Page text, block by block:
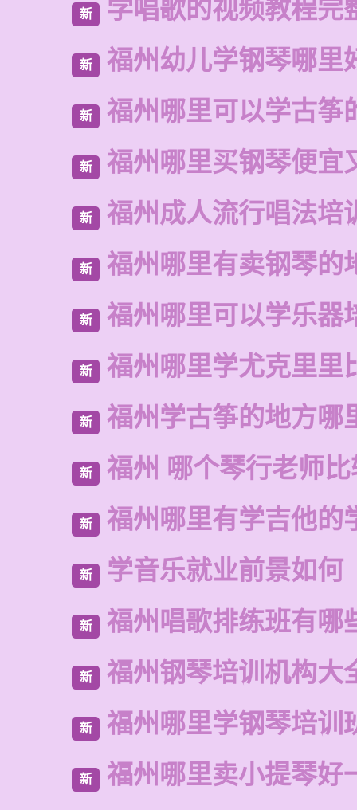
新 学唱歌的视频教程完
新 福州幼儿学钢琴哪里
新 福州哪里可以学古筝
新 福州哪里买钢琴便宜
新 福州成人流行唱法培
新 福州哪里有卖钢琴的
新 福州哪里可以学乐器
新 福州哪里学尤克里里
新 福州学古筝的地方哪
新 福州 哪个琴行老师
新 福州哪里有学吉他的
新 学音乐就业前景如何
新 福州唱歌排练班有哪
新 福州钢琴培训机构大
新 福州哪里学钢琴培训
新 福州哪里卖小提琴好